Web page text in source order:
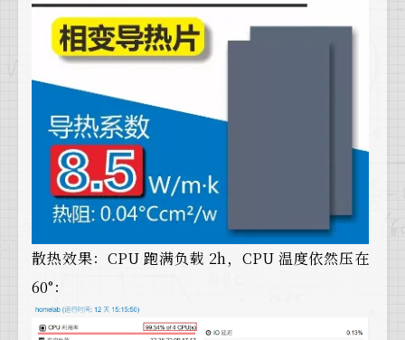
散热效果：CPU 跑满负载 2h，CPU 温度依然压在
60°：